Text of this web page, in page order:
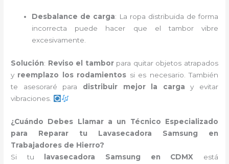
Desbalance de carga: La ropa distribuida de forma
incorrecta puede hacer que el tambor vibre
excesivamente.
Solución: Reviso el tamborpara quitar objetos atrapados
y reemplazo los rodamientos si es necesario. También
te asesoraré para distribuir mejor la carga y evitar
vibraciones.
¿Cuándo Debes Llamar a un Técnico Especializado
para Reparar tu Lavasecadora Samsung en
Trabajadores de Hierro?
Si tu
lavasecadora Samsung en CDMX está